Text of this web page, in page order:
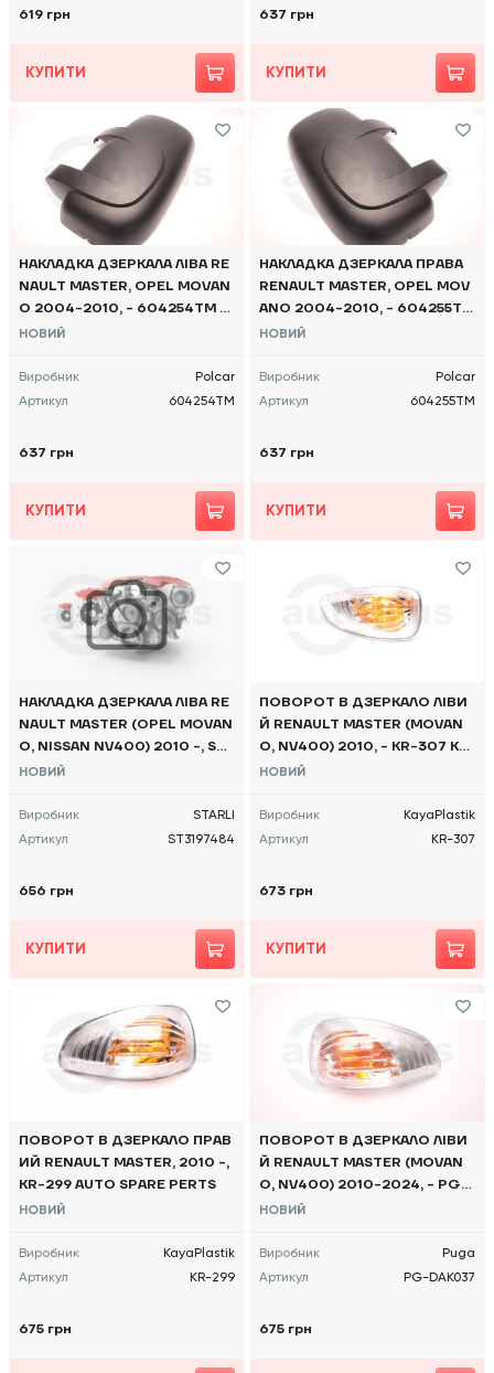
619 грн
КУПИТИ
637 грн
КУПИТИ
НАКЛАДКА ДЗЕРКАЛА ЛІВА RE
NAULT MASTER, OPEL MOVAN
O 2004-2010, - 604254TM P
OLCAR
НОВИЙ
Виробник
Polcar
Артикул
604254TM
637 грн
КУПИТИ
НАКЛАДКА ДЗЕРКАЛА ПРАВА
RENAULT MASTER, OPEL MOV
ANO 2004-2010, - 604255TM
POLCAR
НОВИЙ
Виробник
Polcar
Артикул
604255TM
637 грн
КУПИТИ
НАКЛАДКА ДЗЕРКАЛА ЛІВА RE
NAULT MASTER (OPEL MOVAN
O, NISSAN NV400) 2010 -, ST3
197484
НОВИЙ
Виробник
STARLI
Артикул
ST3197484
656 грн
КУПИТИ
ПОВОРОТ В ДЗЕРКАЛО ЛІВИ
Й RENAULT MASTER (MOVAN
O, NV400) 2010, - KR-307 KAY
A PLASTIK
НОВИЙ
Виробник
KayaPlastik
Артикул
KR-307
673 грн
КУПИТИ
ПОВОРОТ В ДЗЕРКАЛО ПРАВ
ИЙ RENAULT MASTER, 2010 -,
KR-299 AUTO SPARE PERTS
НОВИЙ
Виробник
KayaPlastik
Артикул
KR-299
675 грн
ПОВОРОТ В ДЗЕРКАЛО ЛІВИ
Й RENAULT MASTER (MOVAN
O, NV400) 2010-2024, - PG-
DAK037 PUGA
НОВИЙ
Виробник
Puga
Артикул
PG-DAK037
675 грн